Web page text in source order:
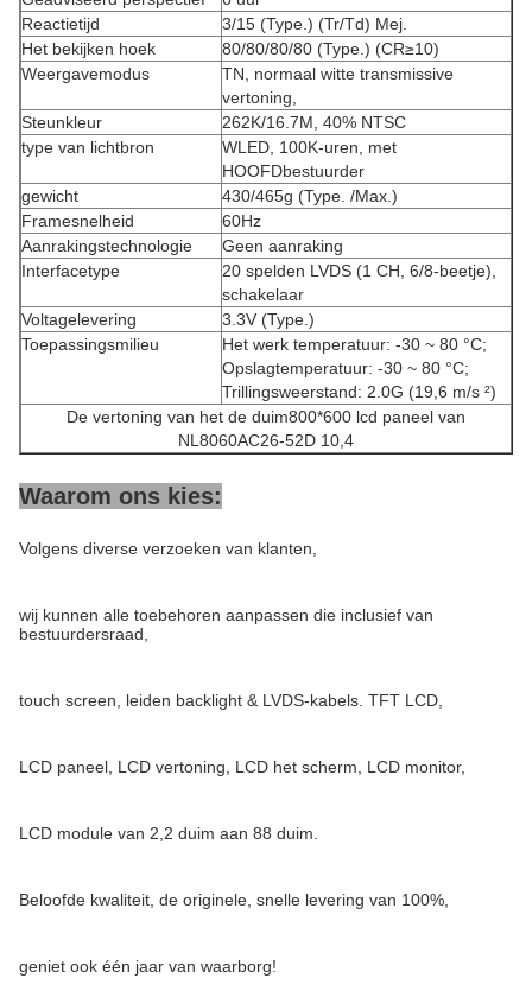
Reactietijd
3/15 (Type.) (Tr/Td) Mej.
Het bekijken hoek
80/80/80/80 (Type.) (CR≥10)
Weergavemodus
TN, normaal witte transmissive
vertoning,
Steunkleur
262K/16.7M, 40% NTSC
type van lichtbron
WLED, 100K-uren, met
HOOFDbestuurder
gewicht
430/465g (Type. /Max.)
Framesnelheid
60Hz
Aanrakingstechnologie
Geen aanraking
Interfacetype
20 spelden LVDS (1 CH, 6/8-beetje),
schakelaar
Voltagelevering
3.3V (Type.)
Toepassingsmilieu
Het werk temperatuur: -30 ~ 80 °C;
Opslagtemperatuur: -30 ~ 80 °C;
Trillingsweerstand: 2.0G (19,6 m/s ²)
De vertoning van het de duim800*600 lcd paneel van
NL8060AC26-52D 10,4
Waarom ons kies:
Volgens diverse verzoeken van klanten,
wij kunnen alle toebehoren aanpassen die inclusief van
bestuurdersraad,
touch screen, leiden backlight & LVDS-kabels. TFT LCD,
LCD paneel, LCD vertoning, LCD het scherm, LCD monitor,
LCD module van 2,2 duim aan 88 duim.
Beloofde kwaliteit, de originele, snelle levering van 100%,
geniet ook één jaar van waarborg!